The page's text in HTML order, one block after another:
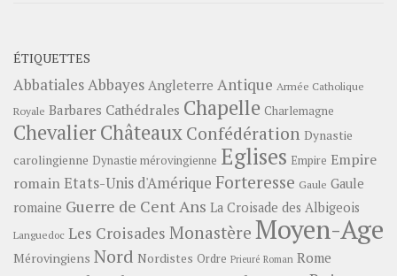
ÉTIQUETTES
Abbatiales Abbayes Angleterre Antique Armée Catholique
Royale Barbares Cathédrales Chapelle Charlemagne
ChevalierChâteauxConfédération Dynastie
carolingienne Dynastie mérovingienne Eglises Empire Empire
romainEtats-Unis d'Amérique Forteresse Gaule Gaule
romaine Guerre de Cent Ans La Croisade des Albigeois
Languedoc Les Croisades Monastère Moyen-Age
Mérovingiens Nord Nordistes Ordre Prieuré Roman Rome